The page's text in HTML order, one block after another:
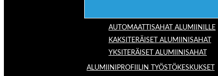
AUTOMAATTISAHAT ALUMIINILLE
KAKSITERÄISET ALUMIINISAHAT
YKSITERÄISET ALUMIINISAHAT
ALUMIINIPROFIILIN TYÖSTÖKESKUKSET